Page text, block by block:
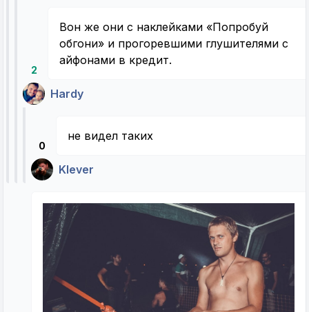
2
Вон же они с наклейками «Попробуй
обгони» и прогоревшими глушителями с
айфонами в кредит.
Hardy
0
не видел таких
Klever